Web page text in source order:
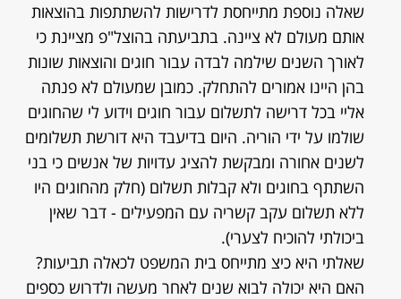
שאלה נוספת מתייחסת לדרישות להשתתפות בהוצאות
אותם מעולם לא ציינה. בתביעתה בהוצל"פ מציינת כי
לאורך השנים שילמה לבדה עבור חוגים והוצאות שונות
בהן היינו אמורים להתחלק. כמובן שמעולם לא פנתה
אליי בכל דרישה לתשלום עבור חוגים וידוע לי שהחוגים
שולמו על ידי הוריה. היום בדיעבד היא דורשת תשלומים
לשנים אחורה ומבקשת להציג עדויות של אנשים כי בני
השתתף בחוגים ולא קבלות תשלום (חלק מהחוגים היו
ללא תשלום עקב קשריה עם המפעילים - דבר שאין
ביכולתי להוכיח לצערי).
שאלתי היא כיצ מתייחס בית המשפט לכאלה תביעות?
האם היא יכולה לבוא שנים לאחר מעשה ולדרוש כספים